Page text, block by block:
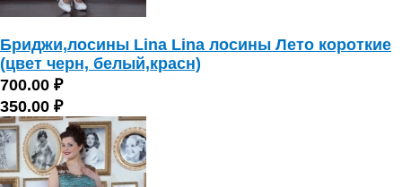
Бриджи,лосины Lina Lina лосины Лето короткие
(цвет черн, белый,красн)
700.00 ₽
350.00 ₽